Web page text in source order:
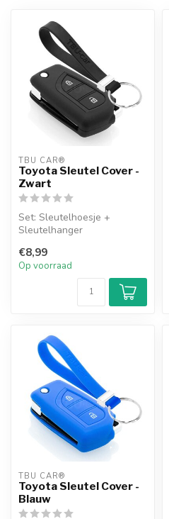
TBU CAR®
Toyota Sleutel Cover -
Zwart
Set: Sleutelhoesje +
Sleutelhanger
€8,99
Op voorraad
TBU CAR®
Toyota Sleutel Cover -
Blauw